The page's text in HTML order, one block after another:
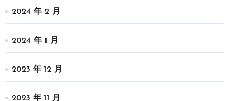
2024 年 2 月
2024 年 1 月
2023 年 12 月
2023 年 11 月